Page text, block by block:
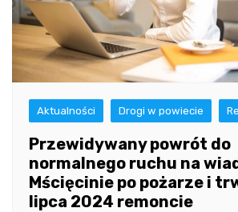
Aktualności Drogi w powiecie
Przewidywany powrót do
normalnego ruchu na
Mścięcinie po pożarze i
lipca 2024 remoncie